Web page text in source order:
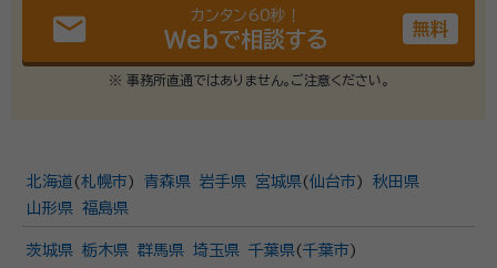
email カンタン60秒！
Webで相談する 無料
※ 事務所直通ではありません。ご注意ください。
北海道 (札幌市) 青森県 岩手県 宮城県(仙台市)
秋田県
山形県 福島県
茨城県 栃木県 群馬県 埼玉県 千葉県(千葉市)